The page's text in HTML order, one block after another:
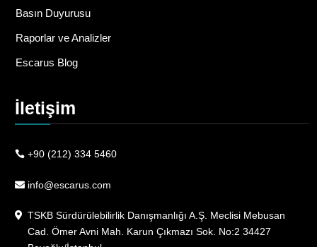
Basın Duyurusu
Raporlar ve Analizler
Escarus Blog
İletişim
+90 (212) 334 5460
info@escarus.com
TSKB Sürdürülebilirlik Danışmanlığı A.Ş. Meclisi Mebusan
Cad. Ömer Avni Mah. Karun Çıkmazı Sok. No:2 34427